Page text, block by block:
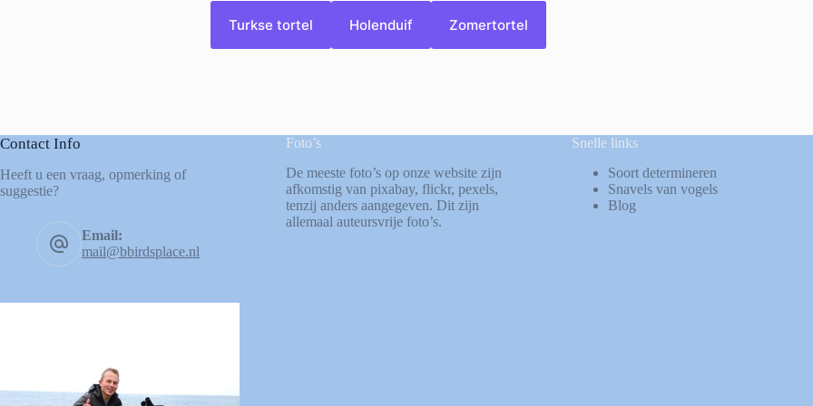
Turkse tortel Holenduif Zomertortel
Contact Info
Heeft u een vraag, opmerking of
suggestie?
Email:
mail@bbirdsplace.nl
Foto’s
De meeste foto’s op onze website zijn
afkomstig van pixabay, flickr, pexels,
tenzij anders aangegeven. Dit zijn
allemaal auteursvrije foto’s.
Snelle links
Soort determineren
Snavels van vogels
Blog